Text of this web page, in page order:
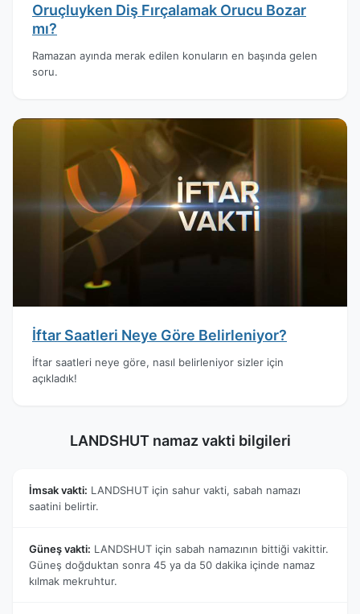
Oruçluyken Diş Fırçalamak Orucu Bozar
mı?
Ramazan ayında merak edilen konuların en başında gelen
soru.
İftar Saatleri Neye Göre Belirleniyor?
İftar saatleri neye göre, nasıl belirleniyor sizler için
açıkladık!
LANDSHUT namaz vakti bilgileri
İmsak vakti: LANDSHUT için sahur vakti, sabah namazı
saatini belirtir.
Güneş vakti: LANDSHUT için sabah namazının bittiği vakittir.
Güneş doğduktan sonra 45 ya da 50 dakika içinde namaz
kılmak mekruhtur.